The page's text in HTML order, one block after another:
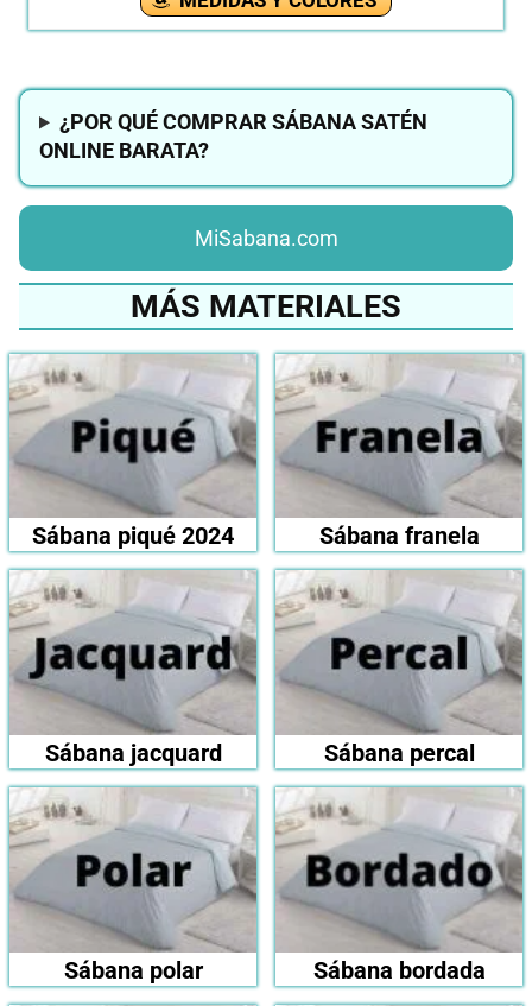
¿POR QUÉ COMPRAR SÁBANA SATÉN
ONLINE BARATA?
MiSabana.com
MÁS MATERIALES
Sábana piqué 2024 Sábana franela
Sábana jacquard Sábana percal
Sábana polar Sábana bordada